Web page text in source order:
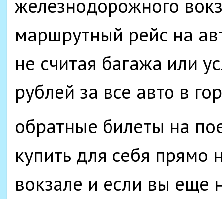
железнодорожного
маршрутный рейс на
не считая багажа или
рублей за все авто в
обратные билеты на
купить для себя
вокзале и если вы еще